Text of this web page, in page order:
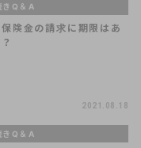
きQ＆A
険金の請求に期限はあ
2021.08.18
きQ＆A